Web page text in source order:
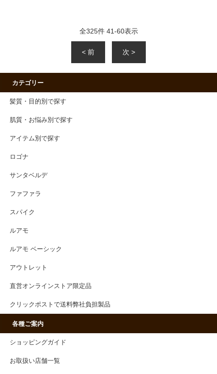
全325件 41-60表示
< 前 次 >
カテゴリー
髪質・目的別で探す
肌質・お悩み別で探す
アイテム別で探す
ロゴナ
サンタベルデ
ファファラ
スパイク
ルアモ
ルアモ ベーシック
アウトレット
直営オンラインストア限定品
クリックポストで送料弊社負担製品
各種ご案内
ショッピングガイド
お取扱い店舗一覧